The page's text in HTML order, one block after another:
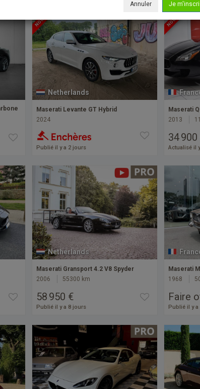
NOUVEAU
Netherlands
Maserati Levante GT Hybrid
2024
Publié il y a 2 jours
NOUVEAU
Maserati
2013
34 900
Actualisé il
Netherlands
Maserati Gransport 4.2 V8 Spyder
2006
55300 km
58 950 €
Publié il y a 8 jours
Maserati
1968
Faire
Publié il y
Annuler Je